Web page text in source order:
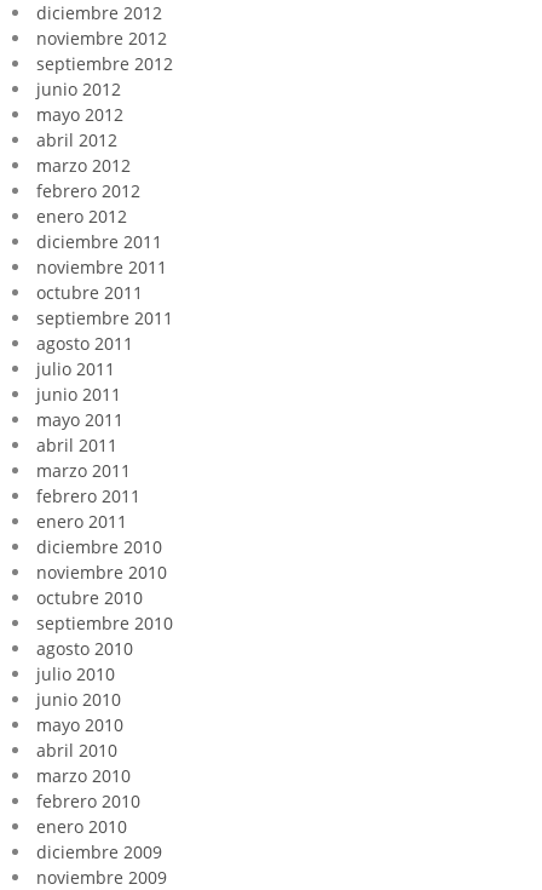
diciembre 2012
noviembre 2012
septiembre 2012
junio 2012
mayo 2012
abril 2012
marzo 2012
febrero 2012
enero 2012
diciembre 2011
noviembre 2011
octubre 2011
septiembre 2011
agosto 2011
julio 2011
junio 2011
mayo 2011
abril 2011
marzo 2011
febrero 2011
enero 2011
diciembre 2010
noviembre 2010
octubre 2010
septiembre 2010
agosto 2010
julio 2010
junio 2010
mayo 2010
abril 2010
marzo 2010
febrero 2010
enero 2010
diciembre 2009
noviembre 2009